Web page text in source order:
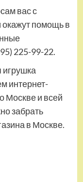
вас с
окажут помощь в
225-99-22.
интернет-
Москве и всей
забрать
в Москве.